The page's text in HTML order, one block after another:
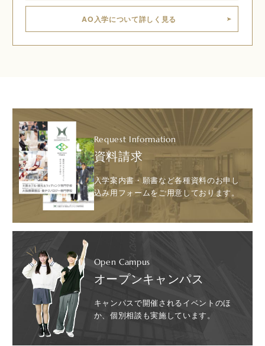
AO入学について詳しく見る
Request Information
資料請求
入学案内書・願書など各種資料のお申し
込み用フォームをご用意しております。
Open Campus
オープンキャンパス
キャンパスで開催されるイベントのほ
か、個別相談も実施しています。